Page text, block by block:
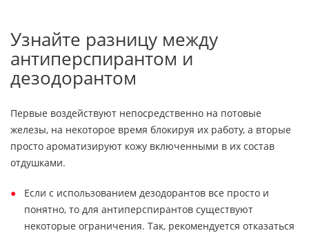
Узнайте разницу между
антиперспирантом и
дезодорантом
Первые воздействуют непосредственно на потовые
железы, на некоторое время блокируя их работу, а вторые
просто ароматизируют кожу включенными в их состав
отдушками.
Если с использованием дезодорантов все просто и
понятно, то для антиперспирантов существуют
некоторые ограничения. Так, рекомендуется отказаться